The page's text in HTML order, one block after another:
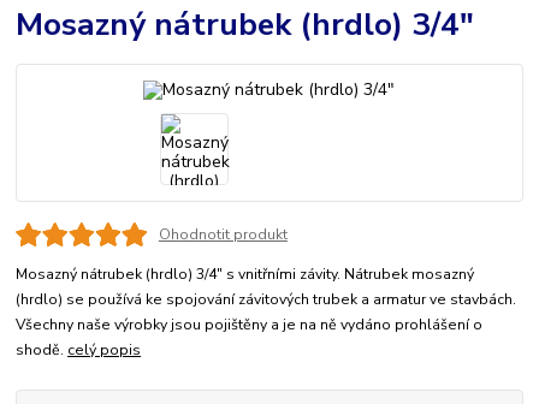
Mosazný nátrubek (hrdlo) 3/4"
Ohodnotit produkt
Mosazný nátrubek (hrdlo) 3/4" s vnitřními závity. Nátrubek mosazný
(hrdlo) se používá ke spojování závitových trubek a armatur ve stavbách.
Všechny naše výrobky jsou pojištěny a je na ně vydáno prohlášení o
shodě. celý popis